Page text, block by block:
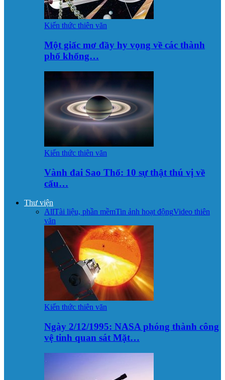
Kiến thức thiên văn
Một giấc mơ đầy hy vọng về các thành
phố khổng…
Kiến thức thiên văn
Vành đai Sao Thổ: 10 sự thật thú vị về
cấu…
Thư viện
AllTài liệu, phần mềmTin ảnh hoạt độngVideo thiên
văn
Kiến thức thiên văn
Ngày 2/12/1995: NASA phóng thành công
vệ tinh quan sát Mặt…